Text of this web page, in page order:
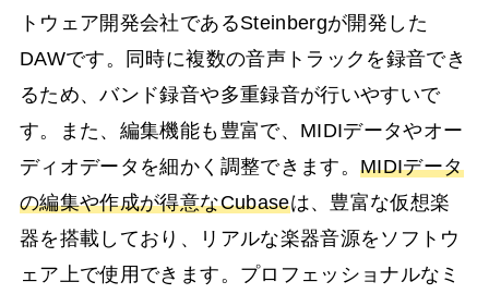
トウェア開発会社であるSteinbergが開発した
DAWです。同時に複数の音声トラックを録音でき
るため、バンド録音や多重録音が行いやすいで
す。また、編集機能も豊富で、MIDIデータやオー
ディオデータを細かく調整できます。MIDIデータ
の編集や作成が得意なCubaseは、豊富な仮想楽
器を搭載しており、リアルな楽器音源をソフトウ
ェア上で使用できます。プロフェッショナルなミ